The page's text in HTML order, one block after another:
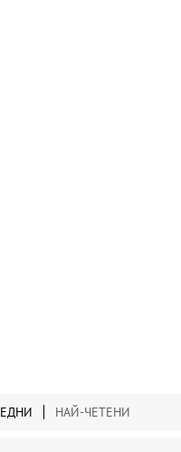
НАЙ-ЧЕТЕНИ